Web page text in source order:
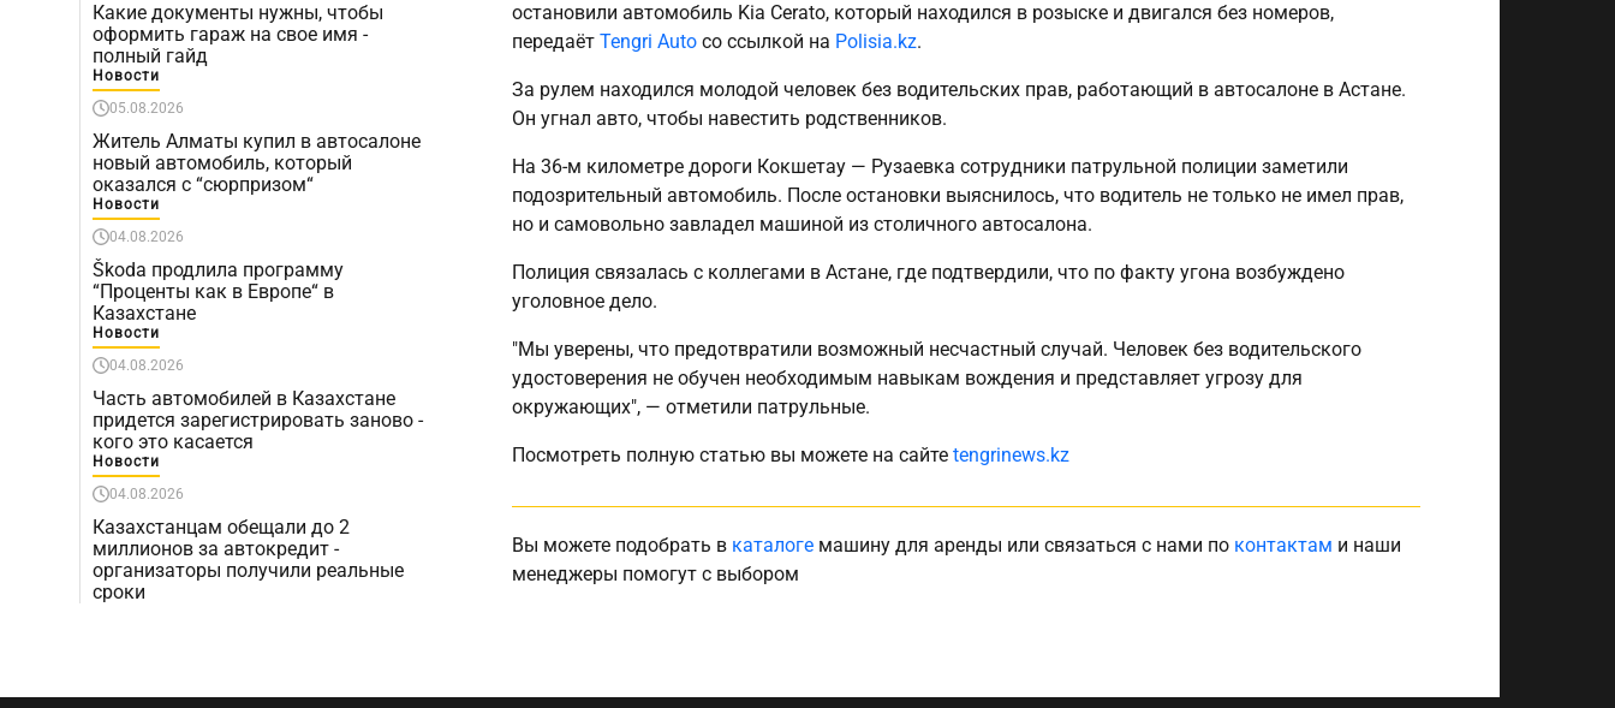
Какие документы нужны, чтобы
оформить гараж на свое имя -
полный гайд
Новости
05.08.2026
Житель Алматы купил в автосалоне
новый автомобиль, который
оказался с “сюрпризом“
Новости
04.08.2026
Škoda продлила программу
“Проценты как в Европе“ в
Казахстане
Новости
04.08.2026
Часть автомобилей в Казахстане
придется зарегистрировать заново -
кого это касается
Новости
04.08.2026
Казахстанцам обещали до 2
миллионов за автокредит -
организаторы получили реальные
сроки
остановили автомобиль Kia Cerato, который находился в розыске и двигался без номеров,
передаёт Tengri Auto со ссылкой на Polisia.kz.
За рулем находился молодой человек без водительских прав, работающий в автосалоне в Астане.
Он угнал авто, чтобы навестить родственников.
На 36-м километре дороги Кокшетау — Рузаевка сотрудники патрульной полиции заметили
подозрительный автомобиль. После остановки выяснилось, что водитель не только не имел прав,
но и самовольно завладел машиной из столичного автосалона.
Полиция связалась с коллегами в Астане, где подтвердили, что по факту угона возбуждено
уголовное дело.
"Мы уверены, что предотвратили возможный несчастный случай. Человек без водительского
удостоверения не обучен необходимым навыкам вождения и представляет угрозу для
окружающих", — отметили патрульные.
Посмотреть полную статью вы можете на сайте tengrinews.kz
Вы можете подобрать в каталоге машину для аренды или связаться с нами по контактам и наши
менеджеры помогут с выбором